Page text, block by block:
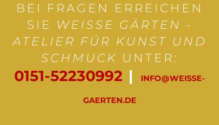
BEI FRAGEN ERREICHEN
SIE
WEISSE GÄRTEN - A
TELIER FÜR KUNST UND S
CHMUCK
UNTER:
0151-52230992 | INFO@WEISSE-
GAERTEN.DE